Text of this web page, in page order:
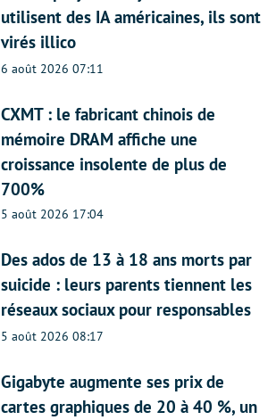
utilisent des IA américaines, ils sont
virés illico
6 août 2026 07:11
CXMT : le fabricant chinois de
mémoire DRAM affiche une
croissance insolente de plus de
700%
5 août 2026 17:04
Des ados de 13 à 18 ans morts par
suicide : leurs parents tiennent les
réseaux sociaux pour responsables
5 août 2026 08:17
Gigabyte augmente ses prix de
cartes graphiques de 20 à 40 %, un